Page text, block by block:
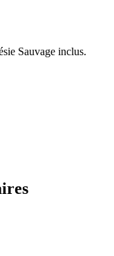
Sauvage inclus.